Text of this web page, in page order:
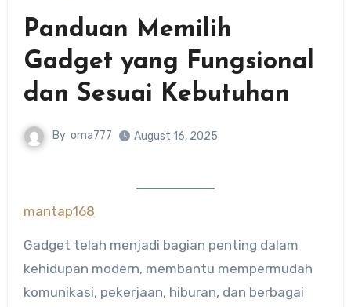
Panduan Memilih
Gadget yang Fungsional
dan Sesuai Kebutuhan
By oma777 August 16, 2025
mantap168
Gadget telah menjadi bagian penting dalam
kehidupan modern, membantu mempermudah
komunikasi, pekerjaan, hiburan, dan berbagai